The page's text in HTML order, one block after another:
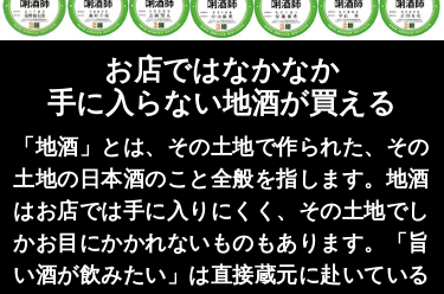
お店ではなかなか
手に入らない地酒が買える
「地酒」とは、その土地で作られた、その
土地の日本酒のこと全般を指します。地酒
はお店では手に入りにくく、その土地でし
かお目にかかれないものもあります。「旨
い酒が飲みたい」は直接蔵元に赴いている